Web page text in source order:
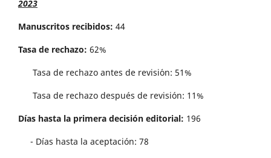
2023
Manuscritos recibidos: 44
Tasa de rechazo: 62%
Tasa de rechazo antes de revisi´on: 51%
Tasa de rechazo después de revisión: 11%
Días hasta la primera decisión editorial: 196
- Días hasta la aceptación: 78